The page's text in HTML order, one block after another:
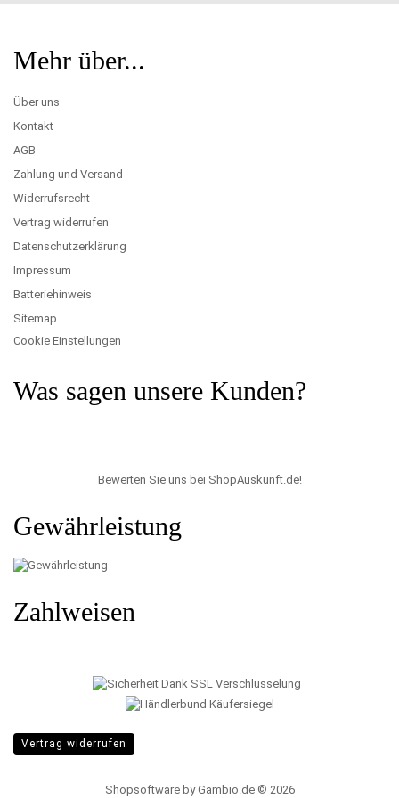
Mehr über...
Über uns
Kontakt
AGB
Zahlung und Versand
Widerrufsrecht
Vertrag widerrufen
Datenschutzerklärung
Impressum
Batteriehinweis
Sitemap
Cookie Einstellungen
Was sagen unsere Kunden?
Bewerten Sie uns bei ShopAuskunft.de!
Gewährleistung
Zahlweisen
Vertrag widerrufen
Shopsoftwareby Gambio.de © 2026